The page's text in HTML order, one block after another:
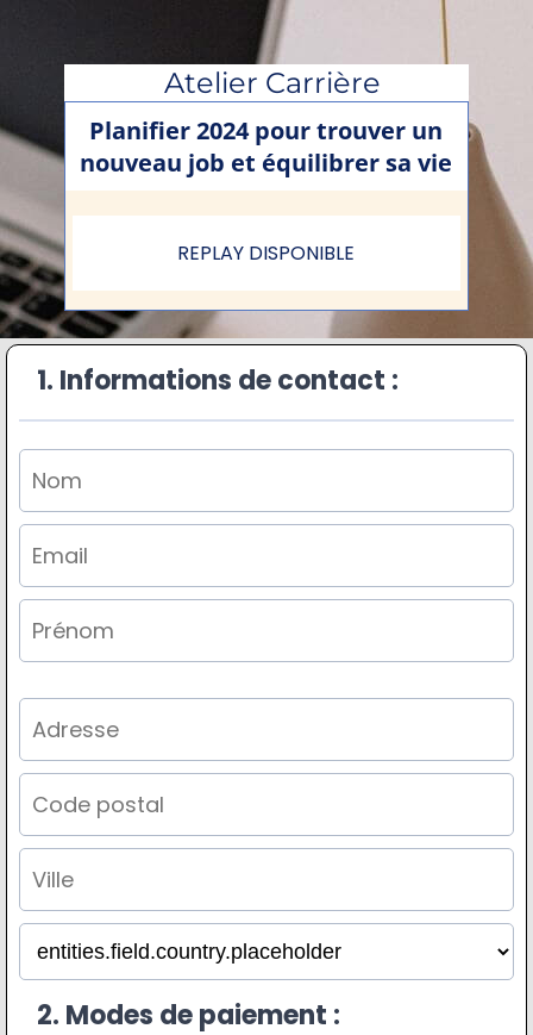
Atelier Carrière
Planifier 2024 pour trouver un
nouveau job et équilibrer sa vie
REPLAY DISPONIBLE
1. Informations de contact :
2. Modes de paiement :